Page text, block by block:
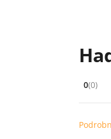
0(0)